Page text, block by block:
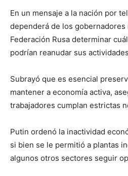
En un mensaje a la nación por
dependerá de los
Federación Rusa determinar
podrían reanudar sus
Subrayó que es esencial
mantener a economía activa,
trabajadores cumplan estrictas
Putin ordenó la inactividad
si bien se le permitió a plantas
algunos otros sectores seguir